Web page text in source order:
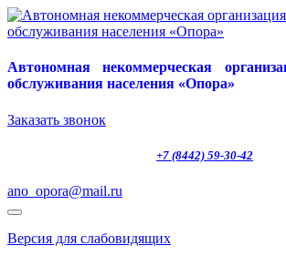
Автономная некоммерческая
обслуживания населения «Опора»
Заказать звонок
+7 (8442) 59-30-42
ano_opora@mail.ru
Версия для слабовидящих